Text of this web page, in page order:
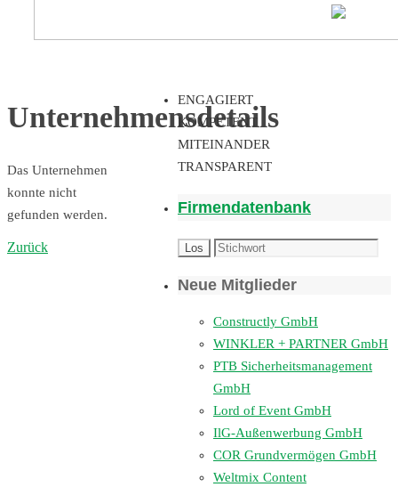
Unternehmensdetails
Das Unternehmen
konnte nicht
gefunden werden.
Zurück
ENGAGIERT
KOMPETENT
MITEINANDER
TRANSPARENT
Firmendatenbank
Neue Mitglieder
Constructly GmbH
WINKLER + PARTNER GmbH
PTB Sicherheitsmanagement
GmbH
Lord of Event GmbH
IlG-Außenwerbung GmbH
COR Grundvermögen GmbH
Weltmix Content